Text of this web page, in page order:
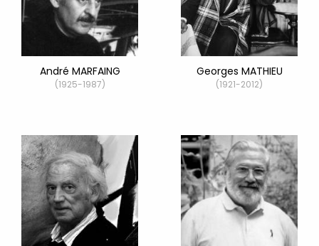
André MARFAING
(1925-1987)
Georges MATHIEU
(1921-2012)